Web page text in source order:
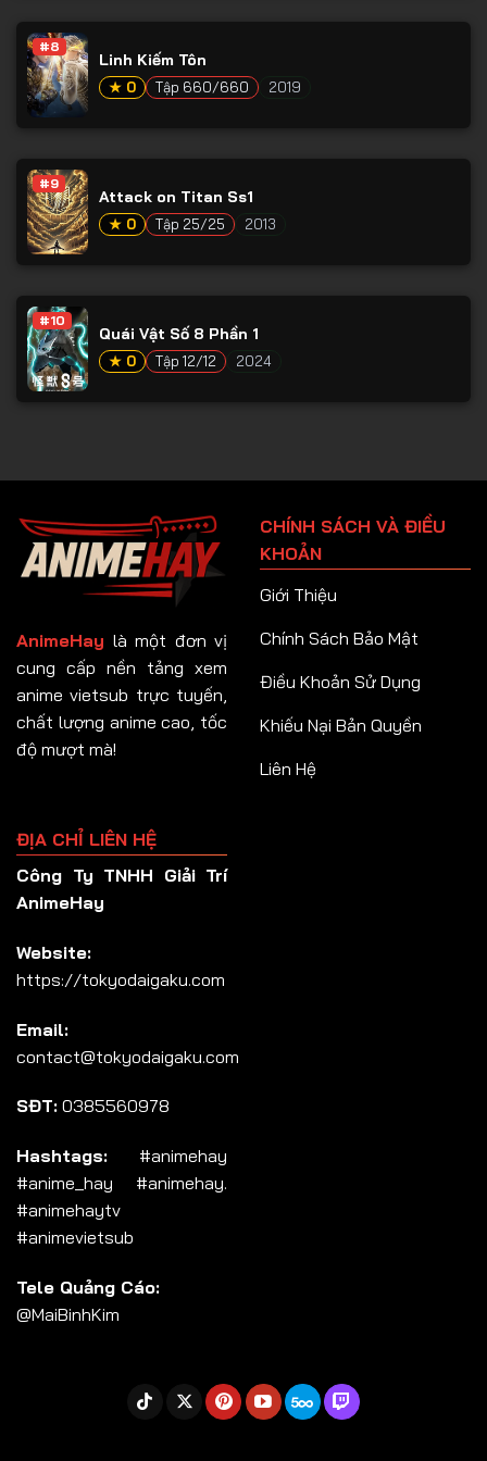
Tập 80
Tập 82
Tập 83
Tập 84
Tập 87
Tập 93
Tập 95
Tập 96
Tập 97
Tập 101
Tập 108
Tập 109
Tập 115
#8
Linh Kiếm Tôn
★ 0 Tập 660/660 2019
#9
Attack on Titan Ss1
★ 0 Tập 25/25 2013
#10
Quái Vật Số 8 Phần 1
★ 0 Tập 12/12 2024
AnimeHay là một đơn vị
cung cấp nền tảng xem
anime vietsub trực tuyến,
chất lượng anime cao, tốc
độ mượt mà!
CHÍNH SÁCH VÀ ĐIỀU
KHOẢN
Giới Thiệu
Chính Sách Bảo Mật
Điều Khoản Sử Dụng
Khiếu Nại Bản Quyền
Liên Hệ
ĐỊA CHỈ LIÊN HỆ
Công Ty TNHH Giải Trí
AnimeHay
Website:
https://tokyodaigaku.com
Email:
contact@tokyodaigaku.com
SĐT: 0385560978
Hashtags: #animehay
#anime_hay #animehay.
#animehaytv
#animevietsub
Tele Quảng Cáo:
@MaiBinhKim